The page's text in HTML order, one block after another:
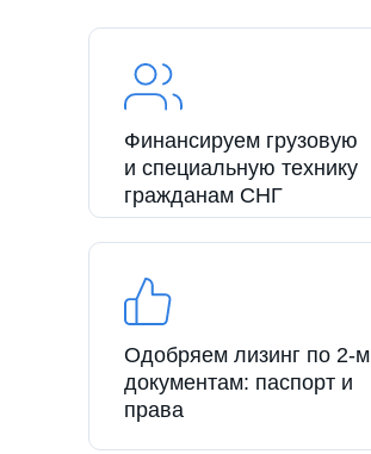
Финансируем грузовую
и специальную технику
гражданам СНГ
Одобряем лизинг по 2-м
документам: паспорт и
права